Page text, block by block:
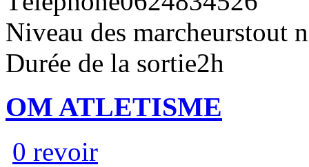
Niveau des marcheurstout
Durée de la sortie2h
OM ATLETISME
0 revoir